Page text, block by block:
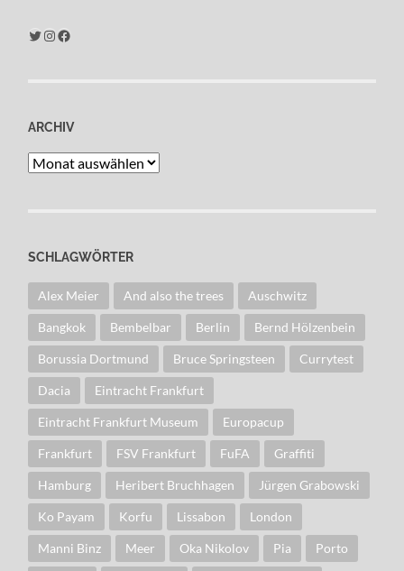
Twitter Instagram Facebook
ARCHIV
Archiv
SCHLAGWÖRTER
Alex Meier And also the trees Auschwitz
Bangkok Bembelbar Berlin Bernd Hölzenbein
Borussia Dortmund Bruce Springsteen Currytest
Dacia Eintracht Frankfurt
Eintracht Frankfurt Museum Europacup
Frankfurt FSV Frankfurt FuFA Graffiti
Hamburg Heribert Bruchhagen Jürgen Grabowski
Ko Payam Korfu Lissabon London
Manni Binz Meer Oka Nikolov Pia Porto